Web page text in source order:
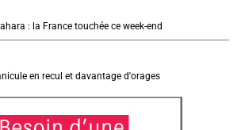
: la France touchée ce week-end
en recul et davantage d'orages